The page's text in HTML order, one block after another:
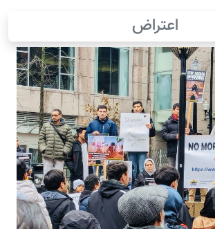
اعتراض